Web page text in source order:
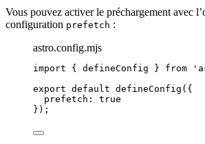
Vous pouvez activer le préchargement avec
configuration prefetch :
astro.config.mjs
import { defineConfig } from '
export default defineConfig ({
prefetch: true
});